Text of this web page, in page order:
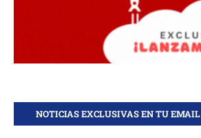
NOTICIAS EXCLUSIVAS EN TU EMAIL